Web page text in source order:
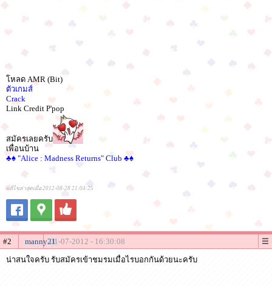
โหลด AMR (Bit)
ตัวเกมส์
Crack
Link Credit P'pop
สมัครเลยครับ
เพื่อนบ้าน
♣♠ "Alice : Madness Returns" Club ♣♠
แก้ไขล่าสุดเมื่อ 2012-08-28 21:04:25
#2 manny2101-07-2012 - 16:30:08
น่าสนใจครับ รับสมัครเข้าชมรมเมื่อไรบอกกันด้วยนะครับ